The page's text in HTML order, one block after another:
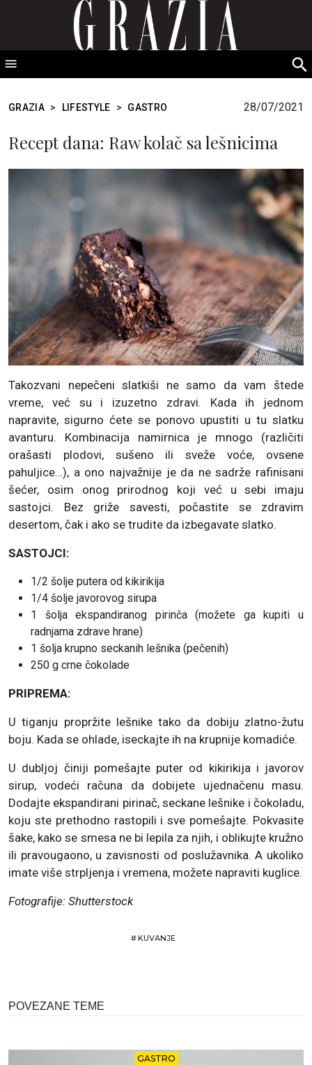
GRAZIA Srbija
GRAZIA > LIFESTYLE > GASTRO 28/07/2021
Recept dana: Raw kolač sa lešnicima
Takozvani nepečeni slatkiši ne samo da vam štede
vreme, već su i izuzetno zdravi. Kada ih jednom
napravite, sigurno ćete se ponovo upustiti u tu slatku
avanturu. Kombinacija namirnica je mnogo (različiti
orašasti plodovi, sušeno ili sveže voće, ovsene
pahuljice…), a ono najvažnije je da ne sadrže rafinisani
šećer, osim onog prirodnog koji već u sebi imaju
sastojci. Bez griže savesti, počastite se zdravim
desertom, čak i ako se trudite da izbegavate slatko.
SASTOJCI:
1/2 šolje putera od kikirikija
1/4 šolje javorovog sirupa
1 šolja ekspandiranog pirinča (možete ga kupiti u
radnjama zdrave hrane)
1 šolja krupno seckanih lešnika (pečenih)
250 g crne čokolade
PRIPREMA:
U tiganju propržite lešnike tako da dobiju zlatno-žutu
boju. Kada se ohlade, iseckajte ih na krupnije komadiće.
U dubljoj činiji pomešajte puter od kikirikija i javorov
sirup, vodeći računa da dobijete ujednačenu masu.
Dodajte ekspandirani pirinač, seckane lešnike i čokoladu,
koju ste prethodno rastopili i sve pomešajte. Pokvasite
šake, kako se smesa ne bi lepila za njih, i oblikujte kružno
ili pravougaono, u zavisnosti od poslužavnika. A ukoliko
imate više strpljenja i vremena, možete napraviti kuglice.
Fotografije: Shutterstock
#KUVANJE
POVEZANE TEME
GASTRO